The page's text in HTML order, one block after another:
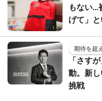
もない
げて」
期待を超
「さす
動。新
挑戦